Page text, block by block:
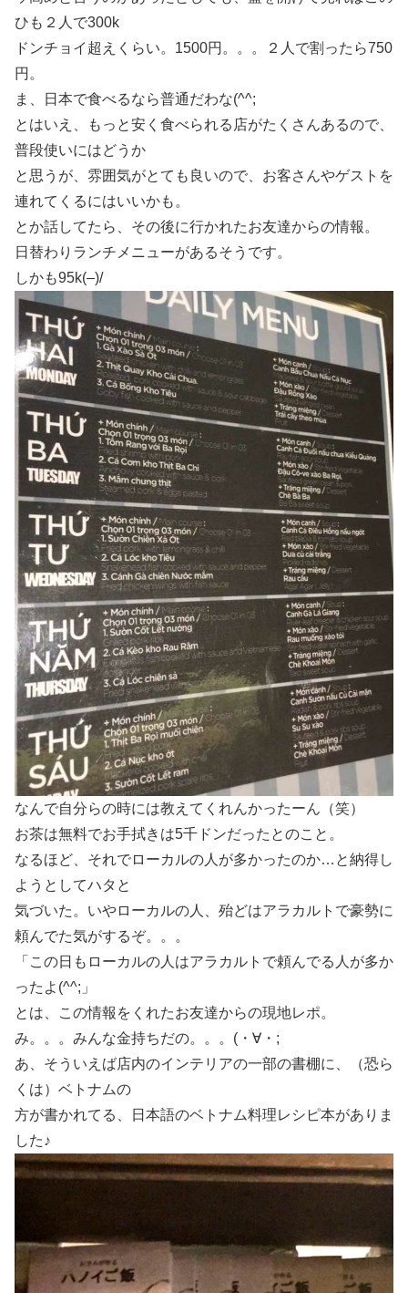
ひも２人で300k
ドンチョイ超えくらい。1500円。。。２人で割ったら750
円。
ま、日本で食べるなら普通だわな(^^;
とはいえ、もっと安く食べられる店がたくさんあるので、
普段使いにはどうか
と思うが、雰囲気がとても良いので、お客さんやゲストを
連れてくるにはいいかも。
とか話してたら、その後に行かれたお友達からの情報。
日替わりランチメニューがあるそうです。
しかも95k(–)/
なんで自分らの時には教えてくれんかったーん（笑）
お茶は無料でお手拭きは5千ドンだったとのこと。
なるほど、それでローカルの人が多かったのか…と納得し
ようとしてハタと
気づいた。いやローカルの人、殆どはアラカルトで豪勢に
頼んでた気がするぞ。。。
「この日もローカルの人はアラカルトで頼んでる人が多か
ったよ(^^;」
とは、この情報をくれたお友達からの現地レポ。
み。。。みんな金持ちだの。。。(・∀・;
あ、そういえば店内のインテリアの一部の書棚に、（恐ら
くは）ベトナムの
方が書かれてる、日本語のベトナム料理レシピ本がありま
した♪